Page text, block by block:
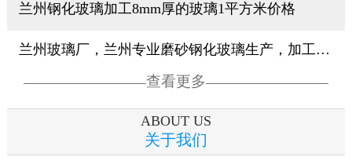
兰州钢化玻璃加工8mm厚的玻璃1平方米价格
兰州玻璃厂，兰州专业磨砂钢化玻璃生产，加工磨砂隔断玻璃
查看更多
ABOUT US
关于我们